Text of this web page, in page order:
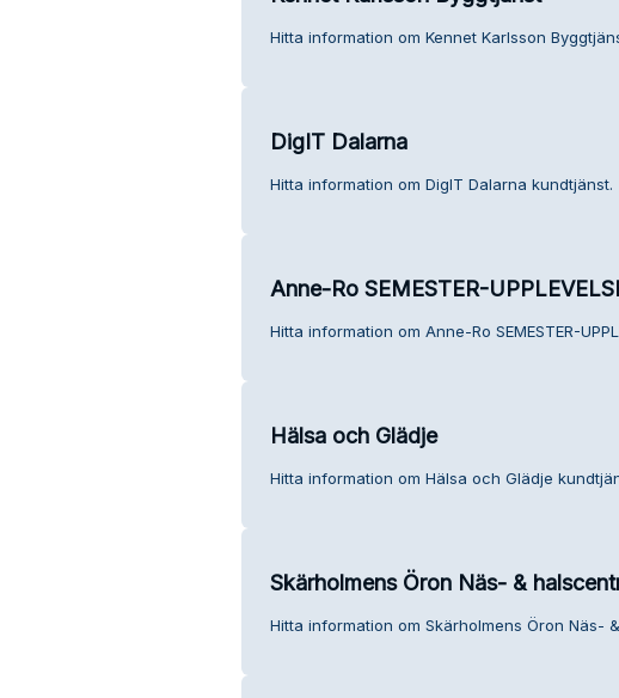
Hitta information om Kennet Karlsson
DigIT Dalarna
Hitta information om DigIT Dalarna kundtjänst.
Anne-Ro SEMESTER-
Hitta information om Anne-Ro SEMESTER-
Hälsa och Glädje
Hitta information om Hälsa och Glädje
Skärholmens Öron Näs- &
Hitta information om Skärholmens Öron Näs-